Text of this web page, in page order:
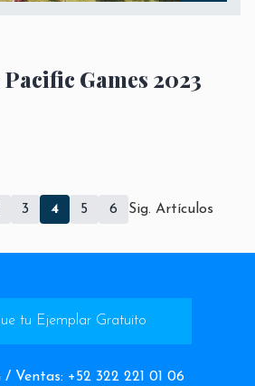
Games 2023
3 4 5 6 Sig. Artículos
tu Ejemplar Gratuito
/ Ventas: +52 322 221 01 06